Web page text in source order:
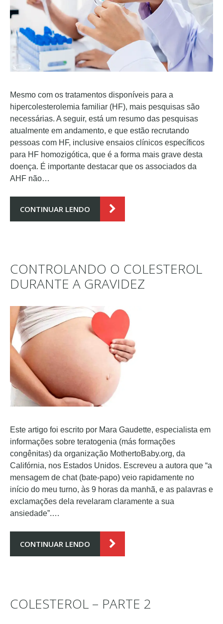
Mesmo com os tratamentos disponíveis para a
hipercolesterolemia familiar (HF), mais pesquisas são
necessárias. A seguir, está um resumo das pesquisas
atualmente em andamento, e que estão recrutando
pessoas com HF, inclusive ensaios clínicos específicos
para HF homozigótica, que é a forma mais grave desta
doença. É importante destacar que os associados da
AHF não…
CONTINUAR LENDO
CONTROLANDO O COLESTEROL
DURANTE A GRAVIDEZ
Este artigo foi escrito por Mara Gaudette, especialista em
informações sobre teratogenia (más formações
congênitas) da organização MothertoBaby.org, da
Califórnia, nos Estados Unidos. Escreveu a autora que “a
mensagem de chat (bate-papo) veio rapidamente no
início do meu turno, às 9 horas da manhã, e as palavras e
exclamações dela revelaram claramente a sua
ansiedade”.…
CONTINUAR LENDO
COLESTEROL – PARTE 2